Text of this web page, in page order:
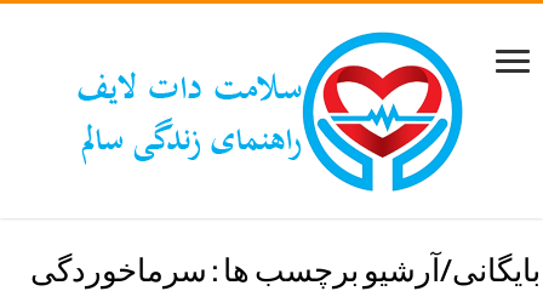
بایگانی/آرشیو برچسب ها : سرماخوردگی